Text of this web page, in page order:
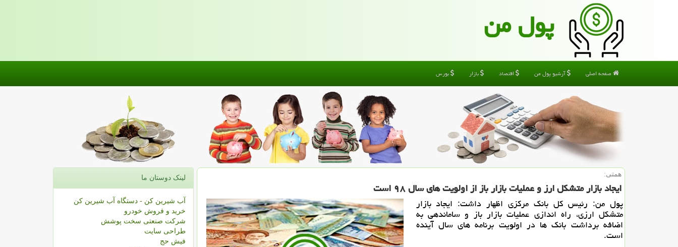
پول من
صفحه اصلی آرشیو پول من اقتصاد بازار بورس
همتی:
ایجاد بازار متشكل ارز و عملیات بازار باز از اولویت های سال ۹۸ است
پول من: رئیس كل بانك مركزی اظهار داشت: ایجاد بازار
متشكل ارزی، راه اندازی عملیات بازار باز و ساماندهی به
اضافه برداشت بانك ها در اولویت برنامه های سال آینده
است.
لینک دوستان ما
آب شیرین کن - دستگاه آب شیرین کن
خرید و فروش خودرو
شرکت صنعتی سخت پوشش
طراحی سایت
فیش حج